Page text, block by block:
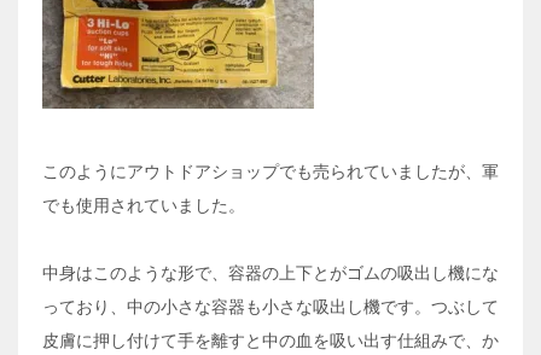
このようにアウトドアショップでも売られていましたが、軍
でも使用されていました。
中身はこのような形で、容器の上下とがゴムの吸出し機にな
っており、中の小さな容器も小さな吸出し機です。つぶして
皮膚に押し付けて手を離すと中の血を吸い出す仕組みで、か